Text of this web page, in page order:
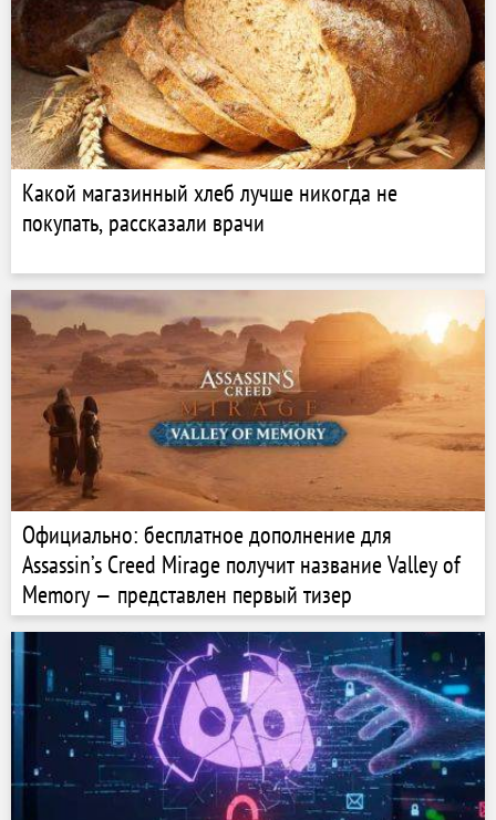
Какой магазинный хлеб лучше никогда не
покупать, рассказали врачи
Официально: бесплатное дополнение для
Assassin’s Creed Mirage получит название Valley of
Memory — представлен первый тизер